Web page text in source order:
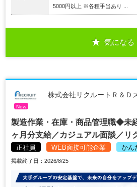
5000円以上 ※各種手当あり ...
気になる
株式会社リクルートＲ＆Ｄ
New
製造作業・在庫・商品管理職◆未
ヶ月分支給／カジュアル面談／
正社員 WEB面接可能企業 かん
掲載終了日：2026/8/25